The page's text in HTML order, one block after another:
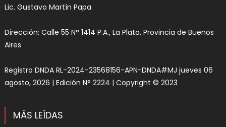
Lic. Gustavo Martín Papa
Dirección: Calle 55 N° 1414 P.A., La Plata, Provincia de Buenos
Aires
Registro DNDA RL-2024-23568156-APN-DNDA#MJ jueves 06
agosto, 2026 | Edición N° 2224 | Copyright © 2023
MÁS LEÍDAS